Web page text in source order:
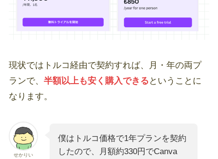
現状ではトルコ経由で契約すれば、月・年の両プ
ランで、 半額以上も安く購入できる ということに
なります。
せかりい
僕はトルコ価格で1年プランを契約
したので、月額約330円でCanva